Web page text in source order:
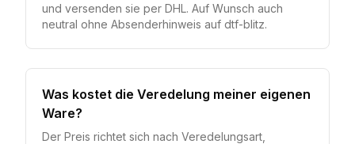
und versenden sie per DHL. Auf Wunsch auch
neutral ohne Absenderhinweis auf dtf-blitz.
Was kostet die Veredelung meiner eigenen
Ware?
Der Preis richtet sich nach Veredelungsart,